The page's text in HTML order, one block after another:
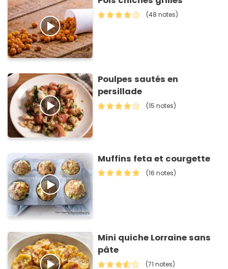
(48 notes)
Poulpes sautés en
persillade
(15 notes)
Muffins feta et courgette
(16 notes)
Mini quiche Lorraine sans
pâte
(71 notes)